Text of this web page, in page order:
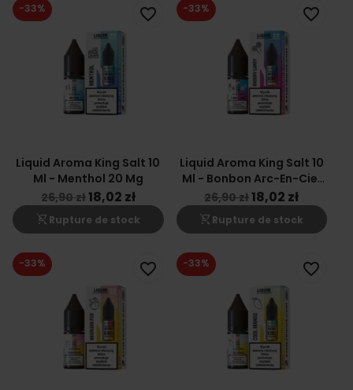
Liquid Aroma King Salt 10
Ml - Menthol 20 Mg
26,90 zł18,02 zł
shopping_cart_off Rupture de stock
-33% favorite_border
Liquid Aroma King Salt 10
Ml - Bonbon Arc-En-Ciel
20 Mg
26,90 zł18,02 zł
shopping_cart_off Rupture de stock
-33% favorite_border
-33% favorite_border -33% favorite_border